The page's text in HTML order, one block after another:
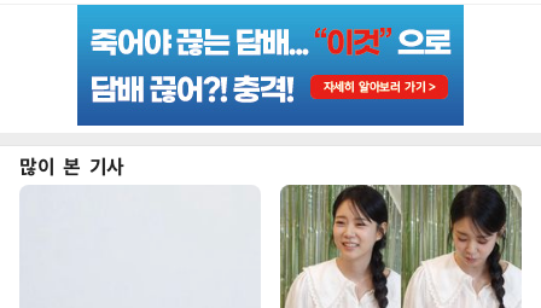
많이 본 기사